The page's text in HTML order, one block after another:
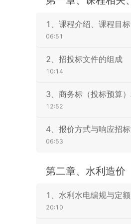
1、课程介绍、课程目
06:51
2、招投标文件的组成
10:14
3、商务标（投标预算
12:52
4、报价方式与响应招
06:53
第二章、水利造价
1、水利水电编规与定
20:10